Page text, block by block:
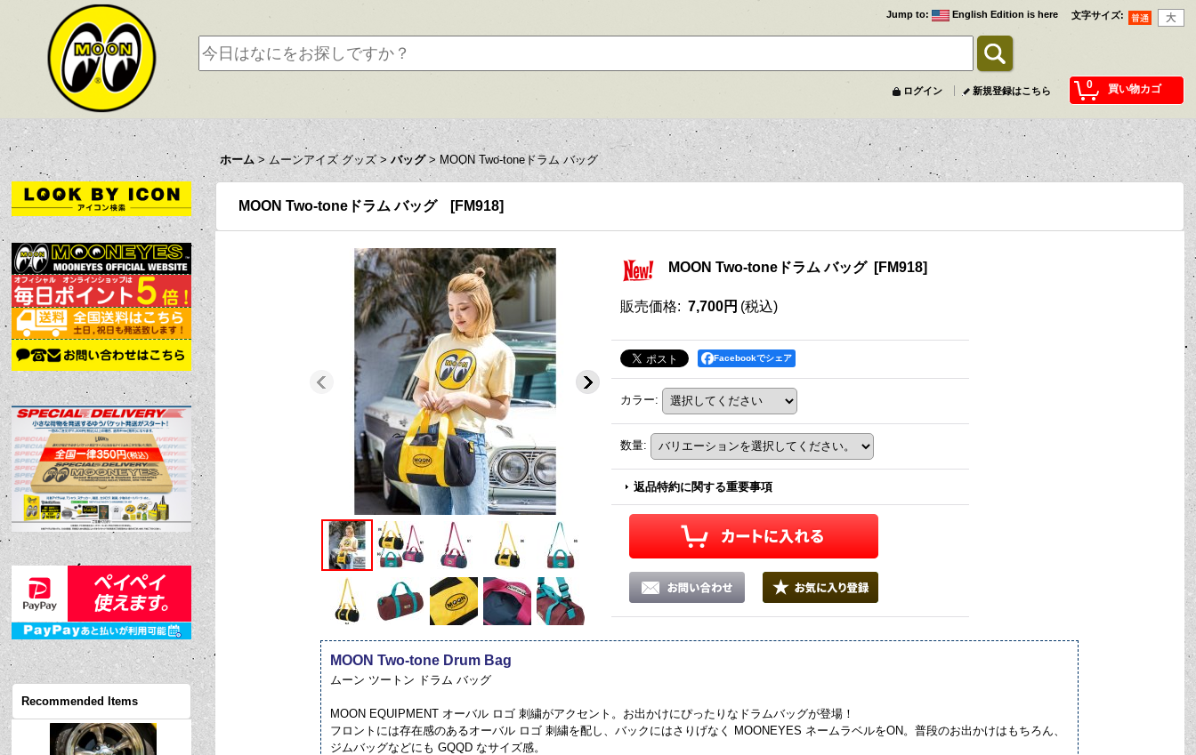
文字サイズ:
Jump to: English Edition is here
0 買い物カゴ
ログイン 新規登録はこちら
ホーム > ムーンアイズ グッズ > バッグ > MOON Two-toneドラム バッグ
Recommended Items
MOON Two-toneドラム バッグ [FM918]
MOON Two-toneドラム バッグ [FM918]
販売価格: 7,700円 (税込)
Facebookでシェア
カラー:
数量:
返品特約に関する重要事項
MOON Two-tone Drum Bag
ムーン ツートン ドラム バッグ
MOON EQUIPMENT オーバル ロゴ 刺繍がアクセント。お出かけにぴったりなドラムバッグが登場！
フロントには存在感のあるオーバル ロゴ 刺繍を配し、バックにはさりげなく MOONEYES ネームラベルをON。普段のお出かけはもちろん、
ジムバッグなどにも GQQD なサイズ感。